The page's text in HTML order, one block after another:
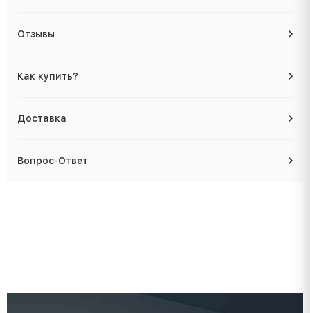
Отзывы
Как купить?
Доставка
Вопрос-Ответ